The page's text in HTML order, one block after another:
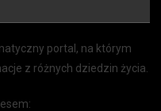
portal, na którym
z różnych dziedzin życia.